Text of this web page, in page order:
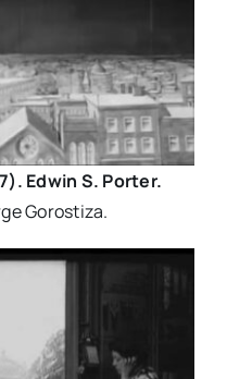
Edwin S. Porter.
Gorostiza.